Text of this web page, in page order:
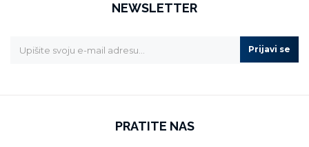
NEWSLETTER
Prijavi se
PRATITE NAS